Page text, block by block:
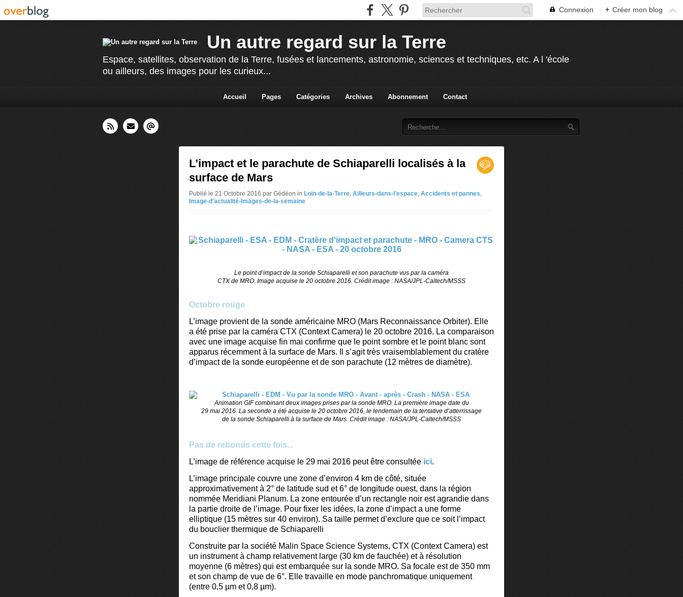
Connexion + Créer mon blog
Un autre regard sur la Terre
Espace, satellites, observation de la Terre, fusées et lancements, astronomie, sciences et techniques, etc. A l 'école
ou ailleurs, des images pour les curieux...
Accueil Pages Catégories Archives Abonnement Contact
L’impact et le parachute de Schiaparelli localisés à la
surface de Mars
Publié le 21 Octobre 2016 par Gédéon in Loin-de-la-Terre, Ailleurs-dans-l'espace, Accidents et pannes,
Image-d'actualité-Images-de-la-semaine
Le point d’impact de la sonde Schiaparelli et son parachute vus par la caméra
CTX de MRO. Image acquise le 20 octobre 2016. Crédit image : NASA/JPL-Caltech/MSSS
Octobre rouge
L’image provient de la sonde américaine MRO (Mars Reconnaissance Orbiter). Elle
a été prise par la caméra CTX (Context Camera) le 20 octobre 2016. La comparaison
avec une image acquise fin mai confirme que le point sombre et le point blanc sont
apparus récemment à la surface de Mars. Il s’agit très vraisemblablement du cratère
d’impact de la sonde européenne et de son parachute (12 mètres de diamètre).
Animation GIF combinant deux images prises par la sonde MRO. La première image date du
29 mai 2016. La seconde a été acquise le 20 octobre 2016, le lendemain de la tentative d’atterrissage
de la sonde Schiaparelli à la surface de Mars. Crédit image : NASA/JPL-Caltech/MSSS
Pas de rebonds cette fois...
L’image de référence acquise le 29 mai 2016 peut être consultée ici.
L’image principale couvre une zone d’environ 4 km de côté, située
approximativement à 2° de latitude sud et 6° de longitude ouest, dans la région
nommée Meridiani Planum. La zone entourée d’un rectangle noir est agrandie dans
la partie droite de l’image. Pour fixer les idées, la zone d’impact a une forme
elliptique (15 mètres sur 40 environ). Sa taille permet d’exclure que ce soit l’impact
du bouclier thermique de Schiaparelli
Construite par la société Malin Space Science Systems, CTX (Context Camera) est
un instrument à champ relativement large (30 km de fauchée) et à résolution
moyenne (6 mètres) qui est embarquée sur la sonde MRO. Sa focale est de 350 mm
et son champ de vue de 6°. Elle travaille en mode panchromatique uniquement
(entre 0,5 µm et 0,8 µm).